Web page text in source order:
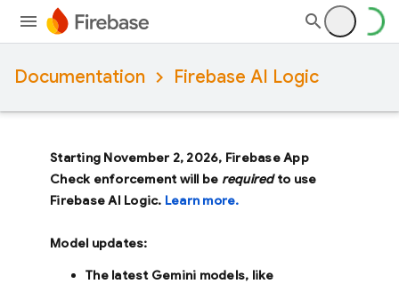
Documentation Firebase AI Logic
Starting November 2, 2026, Firebase App
Check enforcement will be requiredto use
Firebase AI Logic. Learn more.
Model updates:
The latest Gemini models, like